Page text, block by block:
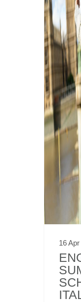
16 Apr